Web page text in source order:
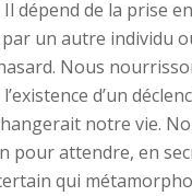
dépend de la prise
un autre individu
Nous
d’un
notre vie.
pour attendre, en
qui